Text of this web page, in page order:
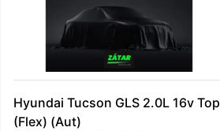
Hyundai Tucson GLS 2.0L 16v Top
(Flex) (Aut)